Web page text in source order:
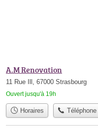
A.M Renovation
11 Rue Ill, 67000 Strasbourg
Ouvert jusqu'à 19h
Horaires Téléphone